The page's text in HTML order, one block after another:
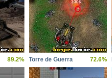
89.2% Torre de Guerra 72.6%